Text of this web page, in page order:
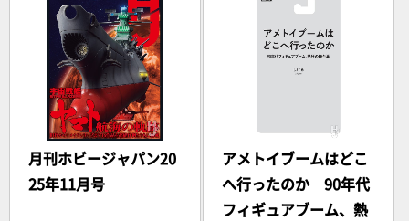
月刊ホビージャパン20
25年11月号
アメトイブームはどこ
へ行ったのか 90年代
フィギュアブーム、熱